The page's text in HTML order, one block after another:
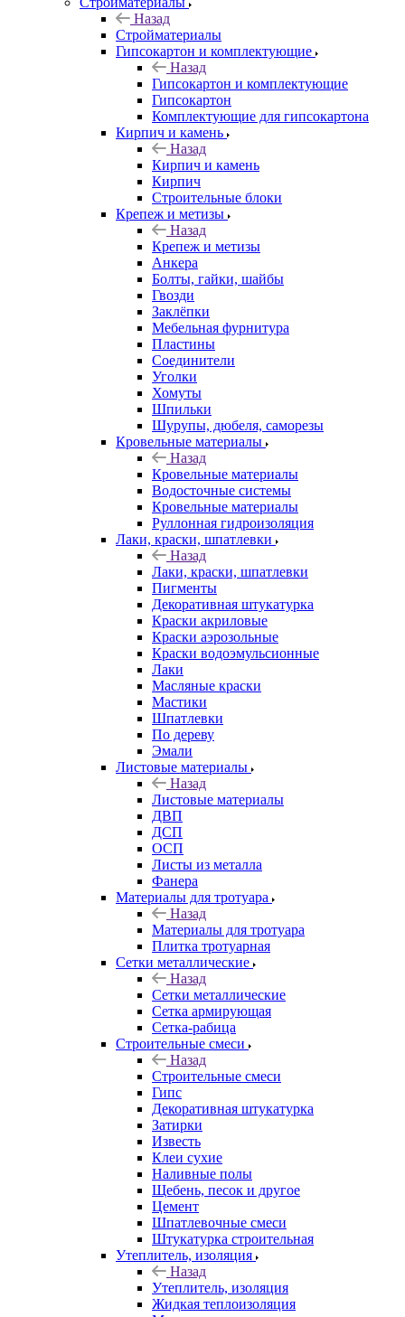
Назад
Стройматериалы
Гипсокартон и комплектующие
Назад
Гипсокартон и комплектующие
Гипсокартон
Комплектующие для гипсокартона
Кирпич и камень
Назад
Кирпич и камень
Кирпич
Строительные блоки
Крепеж и метизы
Назад
Крепеж и метизы
Анкера
Болты, гайки, шайбы
Гвозди
Заклёпки
Мебельная фурнитура
Пластины
Соединители
Уголки
Хомуты
Шпильки
Шурупы, дюбеля, саморезы
Кровельные материалы
Назад
Кровельные материалы
Водосточные системы
Кровельные материалы
Руллонная гидроизоляция
Лаки, краски, шпатлевки
Назад
Лаки, краски, шпатлевки
Пигменты
Декоративная штукатурка
Краски акриловые
Краски аэрозольные
Краски водоэмульсионные
Лаки
Масляные краски
Мастики
Шпатлевки
По дереву
Эмали
Листовые материалы
Назад
Листовые материалы
ДВП
ДСП
ОСП
Листы из металла
Фанера
Материалы для тротуара
Назад
Материалы для тротуара
Плитка тротуарная
Сетки металлические
Назад
Сетки металлические
Сетка армирующая
Сетка-рабица
Строительные смеси
Назад
Строительные смеси
Гипс
Декоративная штукатурка
Затирки
Известь
Клеи сухие
Наливные полы
Щебень, песок и другое
Цемент
Шпатлевочные смеси
Штукатурка строительная
Утеплитель, изоляция
Назад
Утеплитель, изоляция
Жидкая теплоизоляция